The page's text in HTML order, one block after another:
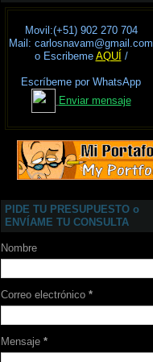
Movil:(+51) 902 270 704
Mail: carlosnavam@gmail.com
o Escribeme AQUÍ /
Escríbeme por WhatsApp
Enviar mensaje
PIDE TU PRESUPUESTO o
ENVÍAME TU CONSULTA
Nombre
Correo electrónico *
Mensaje *